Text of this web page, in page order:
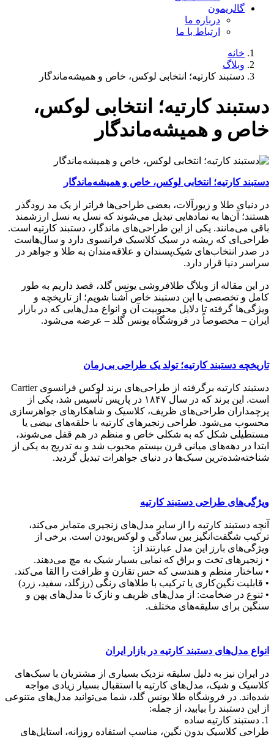
گالریمون
درباره ما
ارتباط با ما
خانه
وبلاگ
دستبند کارتیه؛ انتخابی لوکس، خاص و همیشه‌ماندگار
دستبند کارتیه؛ انتخابی لوکس،
خاص و همیشه‌ماندگار
دستبند کارتیه؛ انتخابی لوکس، خاص و همیشه‌ماندگار
در دنیای طلا و زیورآلات، بعضی طراحی‌ها فراتر از یک مد زودگذر
هستند؛ آن‌ها به نمادهایی تبدیل می‌شوند که نسل به نسل ارزشمند
باقی می‌مانند. یکی از این طراحی‌های ماندگار، دستبند کارتیه است.
طراحی‌ای که ریشه در سبک کلاسیک فرانسوی دارد و سال‌هاست
در صدر انتخاب‌های شیک‌پسندان و علاقه‌مندان به طلا و جواهر در
سراسر دنیا قرار دارد.
در این مقاله از وبلاگ طلافروشی یونس گلد، قصد داریم به طور
کامل و تخصصی با این دستبند خاص آشنا شویم؛ از تاریخچه‌ و
ویژگی‌ها گرفته تا دلایل محبوبیت آن و انواع مدل‌هایی که در بازار
ایران – مخصوصاً در فروشگاه یونس گلد – عرضه می‌شود.
تاریخچه دستبند کارتیه؛ تولد یک طراحی بی‌زمان
دستبند کارتیه برگرفته از طراحی‌های برند لوکس فرانسوی Cartier
است. این برند که در سال ۱۸۴۷ در پاریس تأسیس شد، یکی از
پرچمداران طراحی‌های ظریف، کلاسیک و شاهکارهای جواهرسازی
محسوب می‌شود. طراحی زنجیرهای کارتیه با حلقه‌های بیضی یا
مستطیلی شکل که به شکلی خاص و منظم در هم قفل می‌شوند،
ابتدا در دهه‌های میانی قرن بیستم محبوب شد و به تدریج به یکی از
شناخته‌شده‌ترین سبک‌ها در دنیای جواهرات تبدیل گردید.
ویژگی‌های طراحی دستبند کارتیه
آنچه دستبند کارتیه را از سایر مدل‌های زنجیری متمایز می‌کند،
ترکیب شگفت‌انگیز بین سادگی و لوکس‌بودن است. برخی از
ویژگی‌های بارز این مدل عبارتند از:
• زنجیرهای تخت و براق که نمایی بسیار شیک به مچ می‌دهند.
• ساختار منظم و هندسی که حس تقارن و ظرافت را القا می‌کند.
• قابلیت نگین‌کاری یا ترکیب با طلاهای رنگی (رزگلد، سفید، زرد)
• تنوع در ضخامت: از مدل‌های ظریف و نازک تا مدل‌های پهن و
سنگین برای سلیقه‌های مختلف.
انواع مدل‌های دستبند کارتیه در بازار ایران
در ایران نیز به دلیل سلیقه نزدیک بسیاری از مشتریان با سبک‌های
کلاسیک و شیک، مدل‌های کارتیه با استقبال بسیار زیادی مواجه
شده‌اند. در فروشگاه طلا یونس گلد، شما می‌توانید مدل‌های متنوعی
از این دستبند را بیابید، از جمله:
1. دستبند کارتیه ساده
طراحی کلاسیک بدون نگین، مناسب استفاده روزانه، استایل‌های